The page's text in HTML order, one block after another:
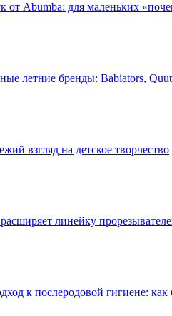
от Abumba: для маленьких
летние бренды: Babiators,
взгляд на детское творчество
линейку
к послеродовой гигиене: